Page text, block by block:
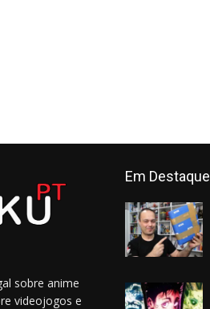
sobre anime
videojogos e
Em Destaque